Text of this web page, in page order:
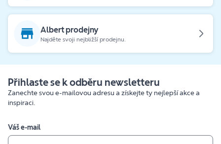
Albert prodejny
Najděte svoji nejbližší prodejnu.
Přihlaste se k odběru newsletteru
Zanechte svou e-mailovou adresu a získejte ty nejlepší akce a
inspiraci.
Váš e-mail